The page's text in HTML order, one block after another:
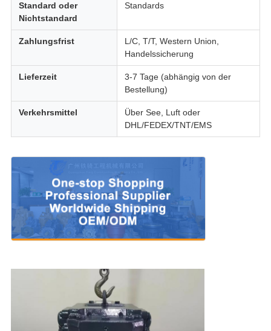
Standard oder
Nichtstandard
Standards
Zahlungsfrist
L/C, T/T, Western Union,
Handelssicherung
Lieferzeit
3-7 Tage (abhängig von der
Bestellung)
Verkehrsmittel
Über See, Luft oder
DHL/FEDEX/TNT/EMS